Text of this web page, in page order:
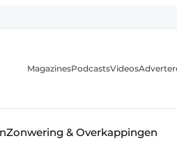
MagazinesPodcastsVideos
Zonwering & Overkappingen